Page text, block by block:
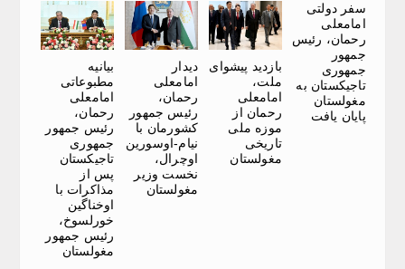
سفر دولتی
امامعلی
رحمان، رئیس
جمهور
جمهوری
تاجیکستان به
مغولستان
پایان یافت
بازدید پیشوای
ملت،
امامعلی
رحمان از
موزه ملی
تاریخی
مغولستان
دیدار
امامعلی
رحمان،
رئیس جمهور
کشورمان با
نیام-اوسورین
اوچرال،
نخست وزیر
مغولستان
بیانیه
مطبوعاتی
امامعلی
رحمان،
رئیس جمهور
جمهوری
تاجیکستان
پس از
مذاکرات با
اوخناگین
خورلسوخ،
رئیس جمهور
مغولستان